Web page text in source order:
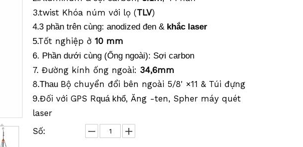
3.twist Khóa núm với lọ (TLV)
4.3 phần trên cùng: anodized đen & khắc laser
5.Tốt nghiệp ở 10 mm
6. Phần dưới cùng (Ống ngoài): Sợi carbon
7. Đường kính ống ngoài: 34,6mm
8.Thau Bộ chuyển đổi bên ngoài 5/8' ×11 & Túi đựng
9.Đối với GPS Rquá khổ, Ăng -ten, Spher máy quét
laser
Số: